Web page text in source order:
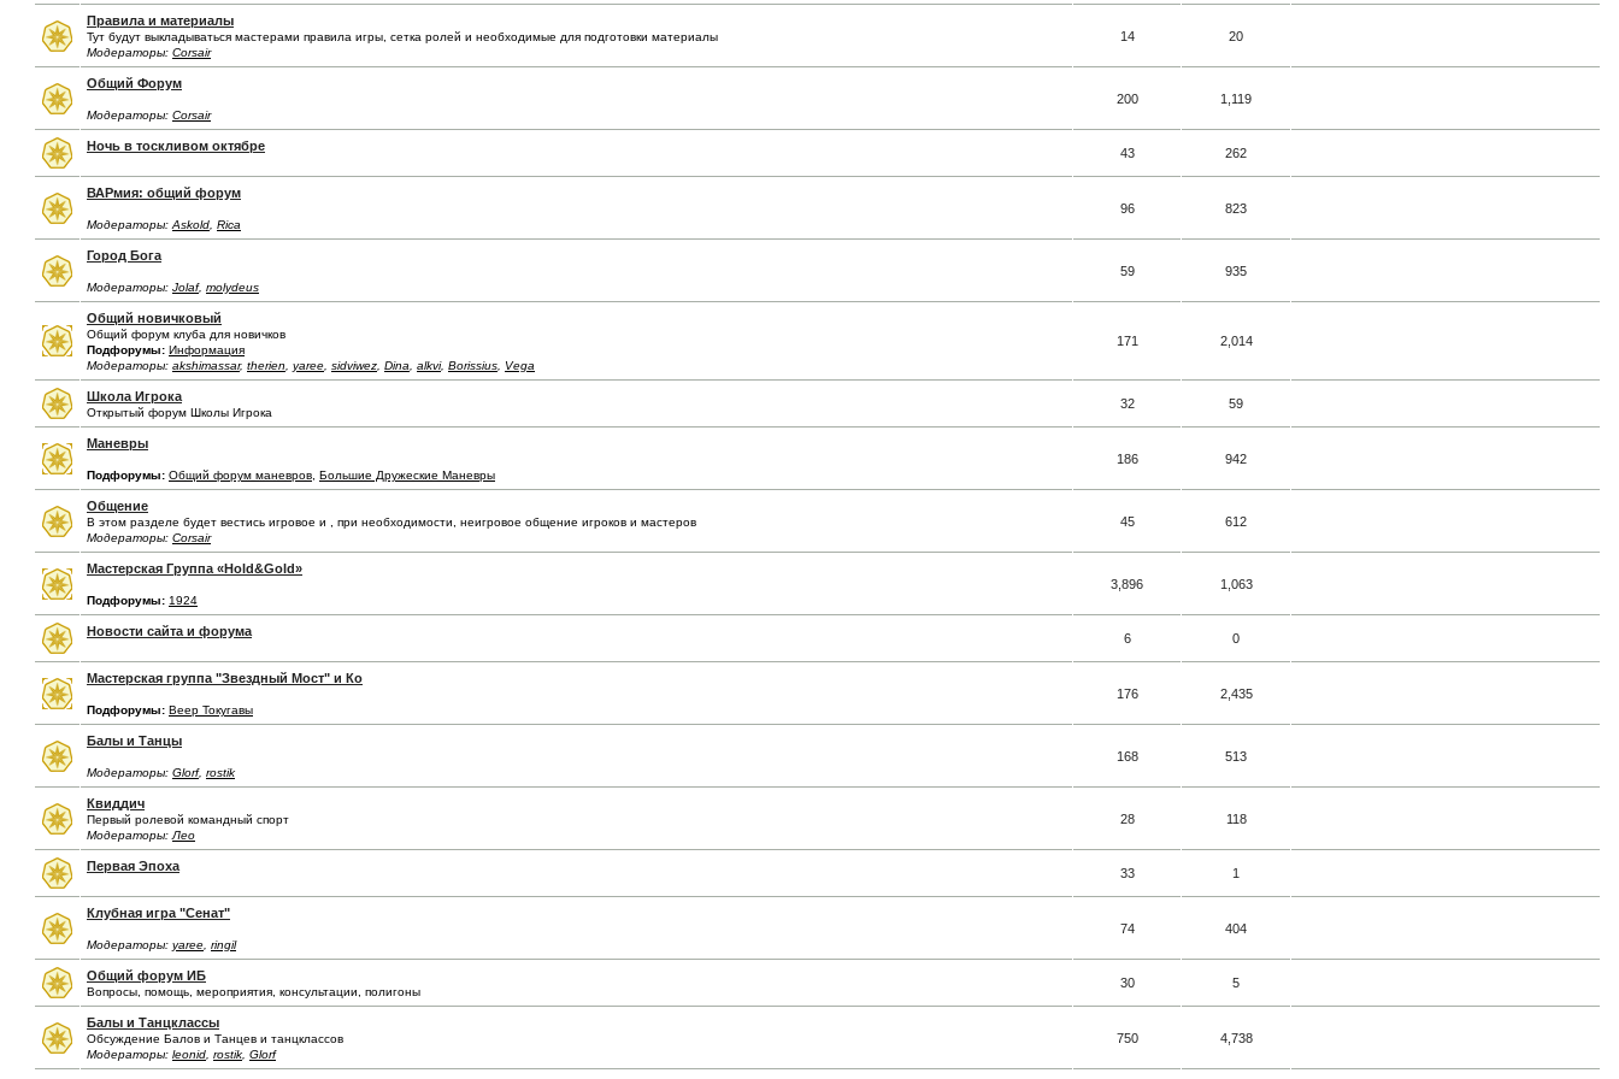
Правила и материалы
Тут будут выкладываться мастерами правила игры, сетка ролей и необходимые для подготовки материалы
Модераторы: Corsair
14 20
Общий Форум
Модераторы: Corsair
200 1,119
Ночь в тоскливом октябре 43 262
ВАРмия: общий форум
Модераторы: Askold Rica
96 823
Город Бога
Модераторы: Jolaf, molydeus
59 935
Общий новичковый
Общий форум клуба для новичков
Подфорумы: Информация
Модераторы: akshimassar, therien yaree sidviwez Dina alkvi, Borissius Vega
171 2,014
Школа Игрока
Открытый форум Школы Игрока
32 59
Маневры
Подфорумы: Общий форум маневров Большие Дружеские Маневры
186 942
Общение
В этом разделе будет вестись игровое и , при необходимости, неигровое общение игроков и мастеров
Модераторы: Corsair
45 612
Мастерская Группа «Hold&Gold»
Подфорумы: 1924
3,896 1,063
Новости сайта и форума 6 0
Мастерская группа "Звездный Мост" и Ко
Подфорумы: Веер Токугавы
176 2,435
Балы и Танцы
Модераторы: Glorf, rostik
168 513
Квиддич
Первый ролевой командный спорт
Модераторы: Лео
28 118
Первая Эпоха 33 1
Клубная игра "Сенат"
Модераторы: yaree ringil
74 404
Общий форум ИБ
Вопросы, помощь, мероприятия, консультации, полигоны
30 5
Балы и Танцклассы
Обсуждение Балов и Танцев и танцклассов
Модераторы: leonid rostik Glorf
750 4,738